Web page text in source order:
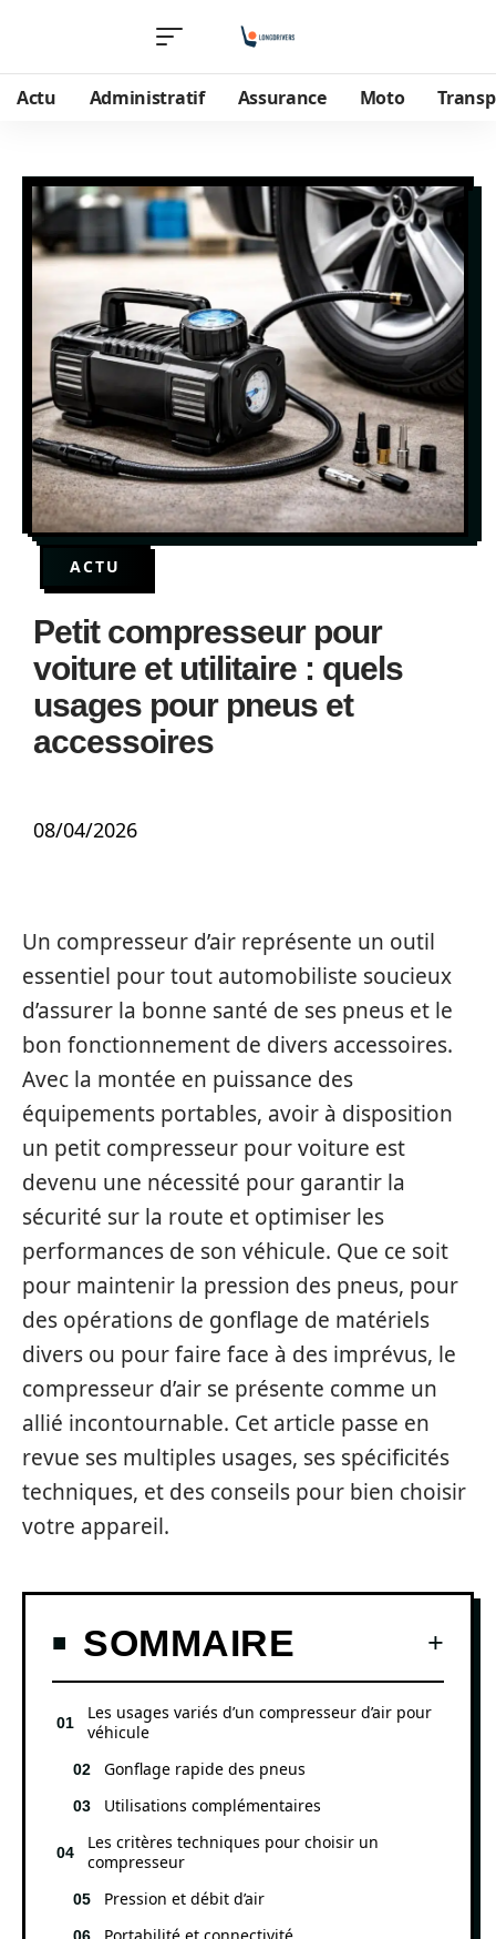
Actu Administratif Assurance Moto
ACTU
Petit compresseur pour
voiture et utilitaire : quels
usages pour pneus et
accessoires
08/04/2026
Un compresseur d’air représente un outil
essentiel pour tout automobiliste soucieux
d’assurer la bonne santé de ses pneus et le
bon fonctionnement de divers accessoires.
Avec la montée en puissance des
équipements portables, avoir à disposition
un petit compresseur pour voiture est
devenu une nécessité pour garantir la
sécurité sur la route et optimiser les
performances de son véhicule. Que ce soit
pour maintenir la pression des pneus, pour
des opérations de gonflage de matériels
divers ou pour faire face à des imprévus, le
compresseur d’air se présente comme un
allié incontournable. Cet article passe en
revue ses multiples usages, ses spécificités
techniques, et des conseils pour bien choisir
votre appareil.
SOMMAIRE
Les usages variés d’un compresseur d’air pour
véhicule
Gonflage rapide des pneus
Utilisations complémentaires
Les critères techniques pour choisir un
compresseur
Pression et débit d’air
Portabilité et connectivité